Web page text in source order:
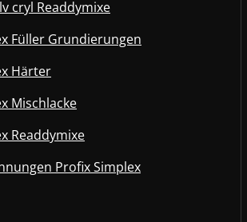
cryl Readdymixe
Füller Grundierungen
Härter
Mischlacke
Readdymixe
Profix Simplex